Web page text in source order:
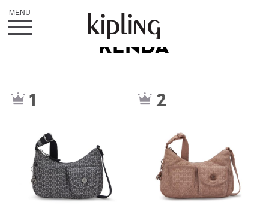
KENDA
1 2